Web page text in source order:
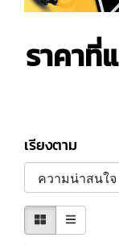
ราคาที่
เรียงตาม